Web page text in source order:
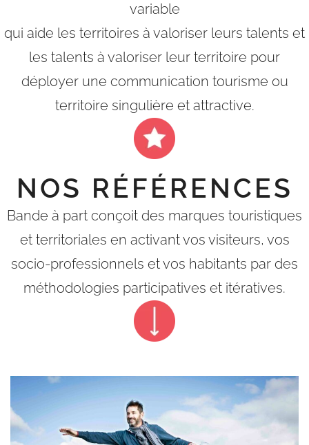
variable
qui aide les territoires à valoriser leurs talents et
les talents à valoriser leur territoire pour
déployer une communication tourisme ou
territoire singulière et attractive.
NOS RÉFÉRENCES
Bande à part conçoit des marques touristiques
et territoriales en activant vos visiteurs, vos
socio-professionnels et vos habitants par des
méthodologies participatives et itératives.